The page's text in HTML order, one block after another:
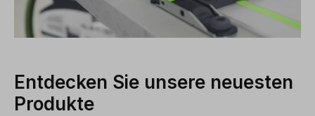
Entdecken Sie unsere neuesten
Produkte